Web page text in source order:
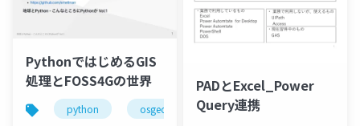
PythonではじめるGIS
処理とFOSS4Gの世界
python osgeo foss4g
PADとExcel_Power
Query連携